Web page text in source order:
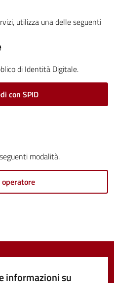
utilizza una delle seguenti
di Identità Digitale.
con SPID
modalità.
operatore
informazioni su